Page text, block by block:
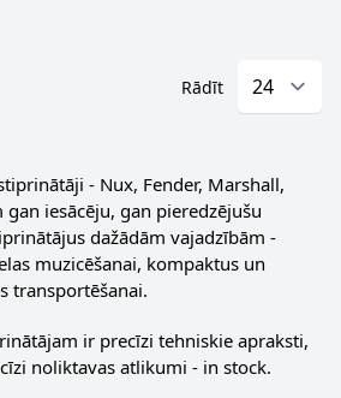
Rādīt
- Nux, Fender, Marshall,
gan iesācēju, gan pieredzējušu
dažādām vajadzībām -
muzicēšanai, kompaktus un
transportēšanai.
ir precīzi tehniskie apraksti,
noliktavas atlikumi - in stock.